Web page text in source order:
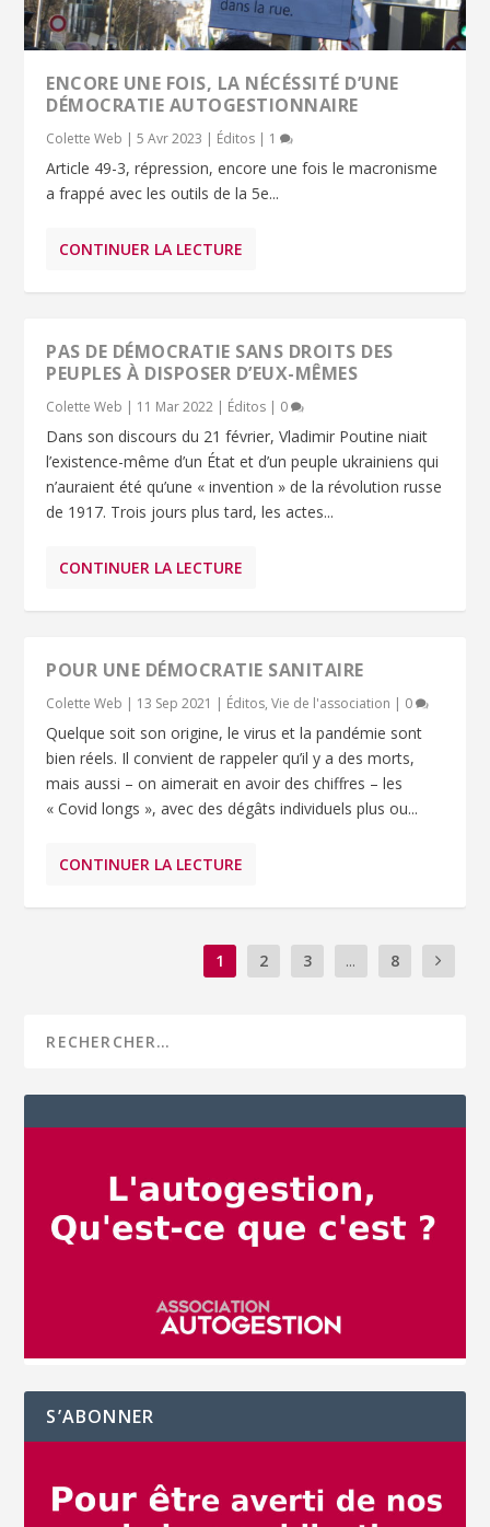
ENCORE UNE FOIS, LA NÉCÉSSITÉ D’UNE
DÉMOCRATIE AUTOGESTIONNAIRE
Colette Web |5 Avr 2023 | Éditos | 1
Article 49-3, répression, encore une fois le macronisme
a frappé avec les outils de la 5e...
CONTINUER LA LECTURE
PAS DE DÉMOCRATIE SANS DROITS DES
PEUPLES À DISPOSER D’EUX-MÊMES
Colette Web | 11 Mar 2022 | Éditos | 0
Dans son discours du 21 février, Vladimir Poutine niait
l’existence-même d’un État et d’un peuple ukrainiens qui
n’auraient été qu’une « invention » de la révolution russe
de 1917. Trois jours plus tard, les actes...
CONTINUER LA LECTURE
POUR UNE DÉMOCRATIE SANITAIRE
Colette Web | 13 Sep 2021 | Éditos,Vie de l'association | 0
Quelque soit son origine, le virus et la pandémie sont
bien réels. Il convient de rappeler qu’il y a des morts,
mais aussi – on aimerait en avoir des chiffres – les
« Covid longs », avec des dégâts individuels plus ou...
CONTINUER LA LECTURE
1 2 3 ... 8
S’ABONNER